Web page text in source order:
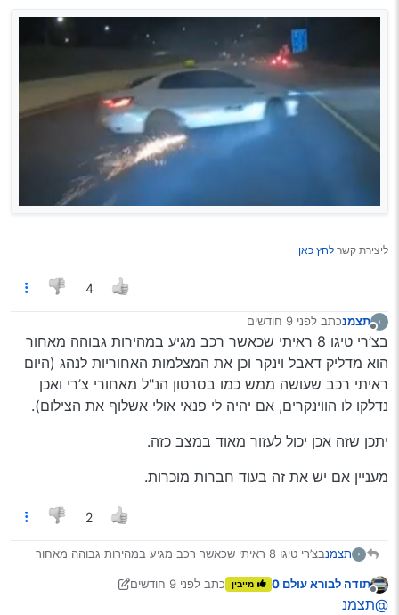
ליצירת קשר לחץ כאן
4
מנותק
תצמנכתב לפני 9 חודשים
נערך לאחרונה על ידי
בצ’רי טיגו 8 ראיתי שכאשר רכב מגיע במהירות גבוהה מאחור
הוא מדליק דאבל וינקר וכן את המצלמות האחוריות לנהג (היום
ראיתי רכב שעושה ממש כמו בסרטון הנ"ל מאחורי צ’רי ואכן
נדלקו לו הווינקרים, אם יהיה לי פנאי אולי אשלוף את הצילום).
יתכן שזה אכן יכול לעזור מאוד במצב כזה.
מעניין אם יש את זה בעוד חברות מוכרות.
2
תצמנ
בצ’רי טיגו 8 ראיתי שכאשר רכב מגיע במהירות גבוהה מאחור
ראיתי רכב שעושה ממש כמו בסרטון הנ"ל מאחורי צ’רי ואכן
יתכן שזה אכן יכול לעזור מאוד במצב כזה.תודה לבורא עולם 0 מייבין כתב לפני 9 חודשים
נערך לאחרונה על ידי תודה לבורא עולם 0
@תצמנ